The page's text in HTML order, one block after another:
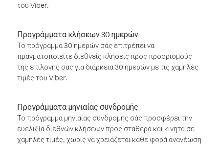
του Viber.
Προγράμματα κλήσεων 30 ημερών
Το πρόγραμμα 30 ημερών σάς επιτρέπει να
πραγματοποιείτε διεθνείς κλήσεις προς προορισμούς
της επιλογής σας για διάρκεια 30 ημερών με τις χαμηλές
τιμές του Viber.
Προγράμματα μηνιαίας συνδρομής
Το πρόγραμμα μηνιαίας συνδρομής σάς προσφέρει την
ευελιξία διεθνών κλήσεων προς σταθερά και κινητά σε
χαμηλές τιμές, χωρίς να χρειάζεται κάθε φορά ανανέωση